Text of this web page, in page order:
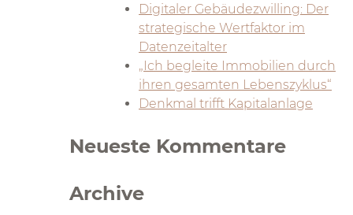
Digitaler Gebäudezwilling: Der
strategische Wertfaktor im
Datenzeitalter
„Ich begleite Immobilien durch
ihren gesamten Lebenszyklus“
Denkmal trifft Kapitalanlage
Neueste Kommentare
Archive